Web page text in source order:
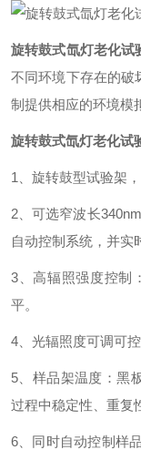
旋转鼓式氙灯老化试
不同环境下存在的破
制提供相应的环境模
旋转鼓式氙灯老化试
1、旋转鼓型试验架
2、可选窄波长
自动控制系统，并实
3、高辐照强度控制
平。
4、光辐照度可调可
5、样品架温度：黑
过程中稳定性、重复
6、同时自动控制样